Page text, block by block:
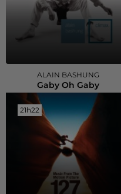
ALAIN BASHUNG
Gaby Oh Gaby
21h22
21h22